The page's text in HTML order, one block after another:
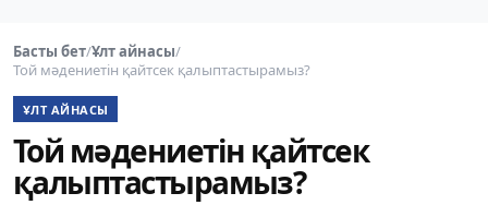
Басты бет/Ұлт айнасы/
Той мәдениетін қайтсек қалыптастырамыз?
ҰЛТ АЙНАСЫ
Той мәдениетін қайтсек
қалыптастырамыз?